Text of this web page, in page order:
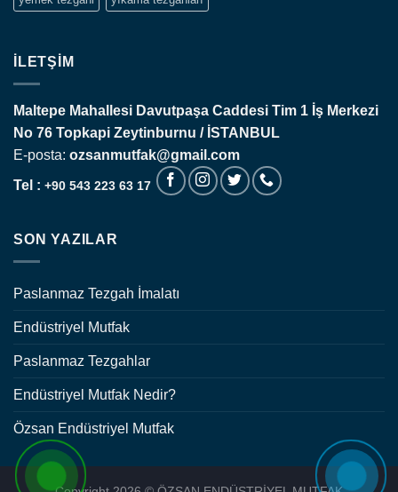
İLETŞIM
Maltepe Mahallesi Davutpaşa Caddesi Tim 1 İş Merkezi
No 76 Topkapi Zeytinburnu / İSTANBUL
E-posta: ozsanmutfak@gmail.com
Tel : +90 543 223 63 17
SON YAZILAR
Paslanmaz Tezgah İmalatı
Endüstriyel Mutfak
Paslanmaz Tezgahlar
Endüstriyel Mutfak Nedir?
Özsan Endüstriyel Mutfak